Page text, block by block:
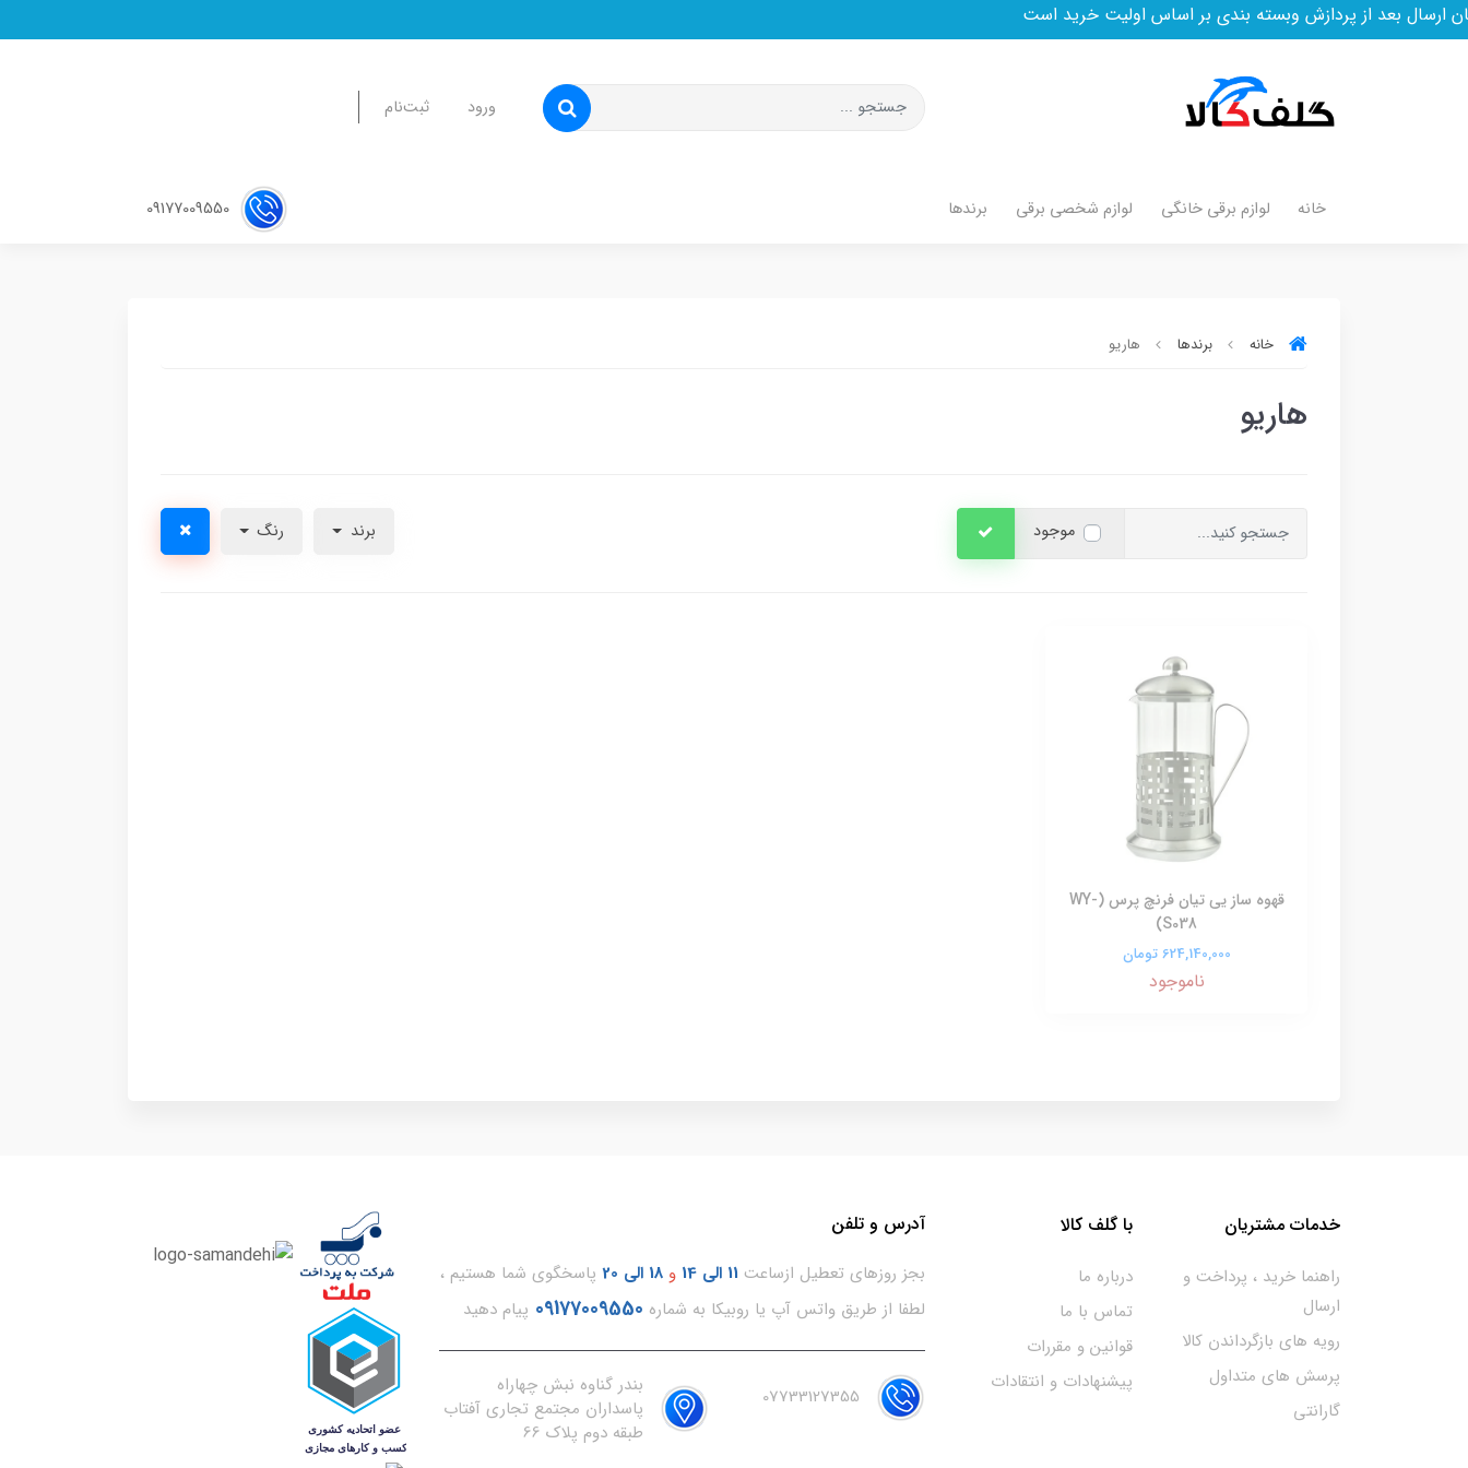
بعد از پردازش وبسته بندی بر اساس اولیت خرید است
ورود ثبت‌نام
خانه لوازم برقی خانگی لوازم شخصی برقی برندها
خانه برندها هاریو
هاریو
موجود برند رنگ
قهوه ساز یی تیان فرنچ پرس (WY-
S038)
624,140,000 تومان
ناموجود
خدمات مشتریان
راهنما خرید ، پرداخت و
ارسال
رویه های بازگرداندن کالا
پرسش های متداول
گارانتی
با گلف کالا
درباره ما
تماس با ما
قوانین و مقررات
پیشنهادات و انتقادات
آدرس و تلفن
بجز روزهای تعطیل ازساعت 11 الی 14 و 18 الی 20
پاسخگوی شما هستیم ،
لطفا از طریق واتس آپ یا روبیکا به شماره 09177009550 پیام دهید
07733127355
بندر گناوه نبش چهاراه
پاسداران مجتمع تجاری آفتاب
طبقه دوم پلاک 66